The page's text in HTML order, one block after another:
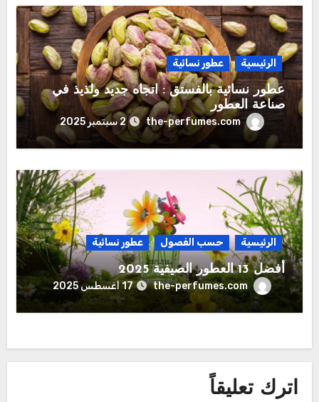
الرئيسية عطور نسائية
عطور نسائية بالفستق : اتجاه جديد ولذيذ في
صناعة العطور
the-perfumes.com 2 سبتمبر 2025
الرئيسية حسب الفصول عطور نسائية
أفضل 13 العطور الصيفية 2025
the-perfumes.com 17 أغسطس 2025
اترك تعليقاً